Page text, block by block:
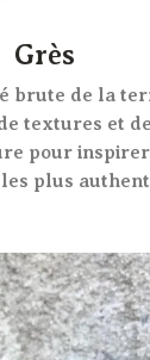
Grès
brute de la
textures et
pour
plus